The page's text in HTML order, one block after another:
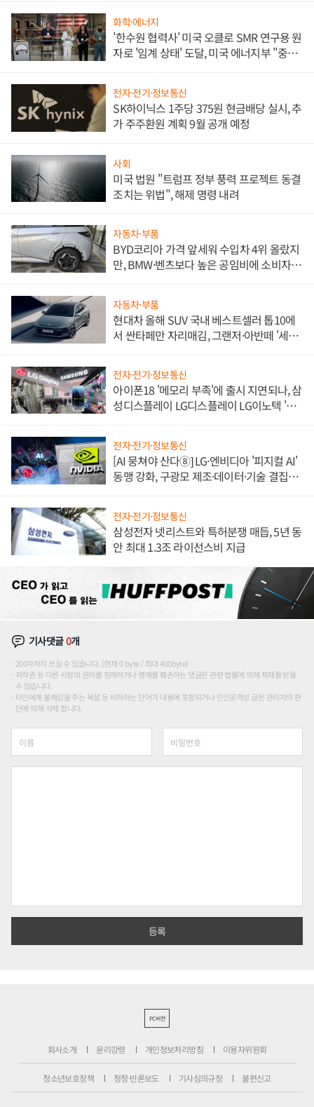
화학·에너지
'한수원 협력사' 미국 오클로 SMR 연구용 원
자로 '임계 상태' 도달, 미국 에너지부 "중요
전자·전기·정보통신
SK하이닉스 1주당 375원 현금배당 실시, 추
가 주주환원 계획 9월 공개 예정
사회
미국 법원 "트럼프 정부 풍력 프로젝트 동결
조치는 위법", 해제 명령 내려
자동차·부품
BYD코리아 가격 앞세워 수입차 4위 올랐지
만, BMW·벤츠보다 높은 공임비에 소비자
자동차·부품
현대차 올해 SUV 국내 베스트셀러 톱10에
서 싼타페만 자리매김, 그랜저·아반떼 '세단
전자·전기·정보통신
아이폰18 '메모리 부족'에 출시 지연되나, 삼
성디스플레이 LG디스플레이 LG이노텍 '탈
전자·전기·정보통신
[AI 뭉쳐야 산다⑧] LG·엔비디아 '피지컬 AI'
동맹 강화, 구광모 제조·데이터·기술 결집
전자·전기·정보통신
삼성전자 넷리스트와 특허분쟁 매듭, 5년 동
안 최대 1.3조 라이선스비 지급
기사댓글0개
200자까지 쓰실 수 있습니다. (현재 0 byte / 최대 400byte)
저작권 등 다른 사람의 권리를 침해하거나 명예를 훼손하는 댓글은 관련 법률에 의해 제재를 받을
수 있습니다.
타인에게 불쾌감을 주는 욕설 등 비하하는 단어가 내용에 포함되거나 인신공격성 글은 관리자의 판
단에 의해 삭제 합니다.
PC버전
회사소개 윤리강령 개인정보처리방침 이용자위원회
청소년보호정책 정정·반론보도 기사심의규정 불편신고